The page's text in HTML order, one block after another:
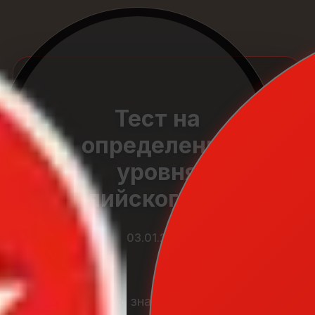
Тест на
определение
уровня
английского языка
03.01.2026
Несомненно, знание english